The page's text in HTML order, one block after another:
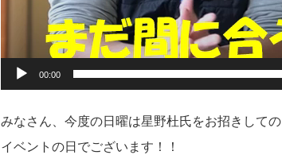
00:00
みなさん、今度の日曜は星野杜氏をお招きしての
イベントの日でございます！！